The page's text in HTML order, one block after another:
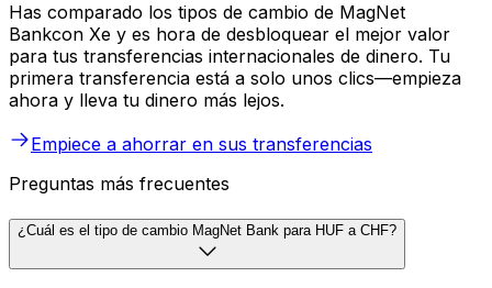
Has comparado los tipos de cambio de MagNet
Bankcon Xe y es hora de desbloquear el mejor valor
para tus transferencias internacionales de dinero. Tu
primera transferencia está a solo unos clics—empieza
ahora y lleva tu dinero más lejos.
Empiece a ahorrar en sus transferencias
Preguntas más frecuentes
¿Cuál es el tipo de cambio MagNet Bank para HUF a CHF?